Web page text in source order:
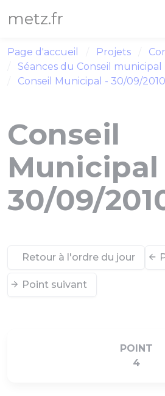
metz.fr
Page d'accueil Projets
Séances du Conseil municipal
Conseil Municipal - 30/09/2010
Conseil
Municipal
30/09/
Retour à l'ordre du jour
Point suivant
POINT
4